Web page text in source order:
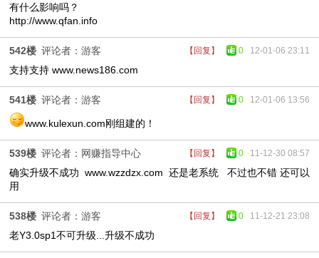
有什么影响吗？
http://www.qfan.info
【回复】 0 12-01-06 23:11
542楼 评论者：游客
支持支持 www.news186.com
【回复】 0 12-01-06 13:56
541楼 评论者：游客
www.kulexun.com刚组建的！
【回复】 0 11-12-30 08:57
539楼 评论者：网赚指导中心
确实升级不成功 www.wzzdzx.com 还是老系统 不过也不错 还可以
用
【回复】 0 11-12-21 23:08
538楼 评论者：游客
老Y3.0sp1不可升级...升级不成功